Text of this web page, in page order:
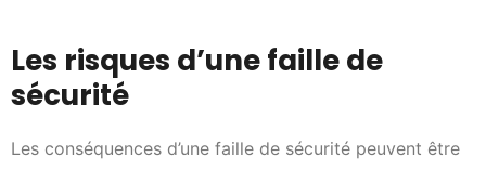
Les risques d’une faille de
sécurité
Les conséquences d’une faille de sécurité peuvent être